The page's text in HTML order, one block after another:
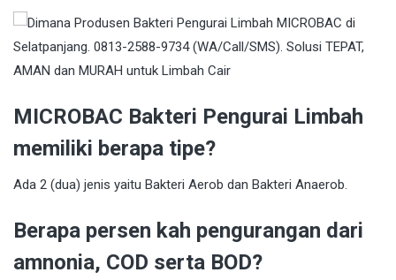
MICROBAC Bakteri Pengurai Limbah
memiliki berapa tipe?
Ada 2 (dua) jenis yaitu Bakteri Aerob dan Bakteri Anaerob.
Berapa persen kah pengurangan dari
amnonia, COD serta BOD?